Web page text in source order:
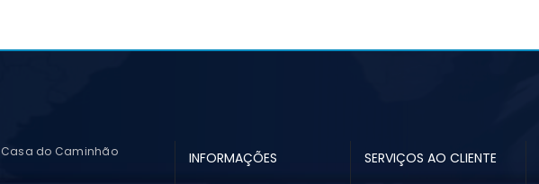
do Caminhão INFORMAÇÕES SERVIÇOS AO CLIENTE